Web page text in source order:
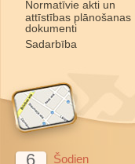
Normatīvie akti un
attīstības plānošanas
dokumenti
Sadarbība
6 Šodien